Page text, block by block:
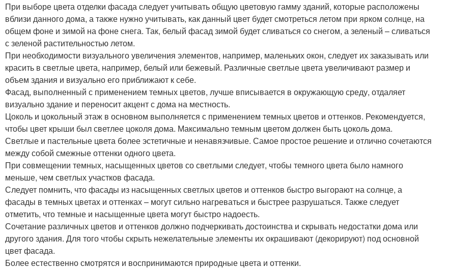
При выборе цвета отделки фасада следует учитывать общую цветовую гамму зданий, которые расположены
вблизи данного дома, а также нужно учитывать, как данный цвет будет смотреться летом при ярком солнце, на
общем фоне и зимой на фоне снега. Так, белый фасад зимой будет сливаться со снегом, а зеленый – сливаться
с зеленой растительностью летом.
При необходимости визуального увеличения элементов, например, маленьких окон, следует их заказывать или
красить в светлые цвета, например, белый или бежевый. Различные светлые цвета увеличивают размер и
объем здания и визуально его приближают к себе.
Фасад, выполненный с применением темных цветов, лучше вписывается в окружающую среду, отдаляет
визуально здание и переносит акцент с дома на местность.
Цоколь и цокольный этаж в основном выполняется с применением темных цветов и оттенков. Рекомендуется,
чтобы цвет крыши был светлее цоколя дома. Максимально темным цветом должен быть цоколь дома.
Светлые и пастельные цвета более эстетичные и ненавязчивые. Самое простое решение и отлично сочетаются
между собой смежные оттенки одного цвета.
При совмещении темных, насыщенных цветов со светлыми следует, чтобы темного цвета было намного
меньше, чем светлых участков фасада.
Следует помнить, что фасады из насыщенных светлых цветов и оттенков быстро выгорают на солнце, а
фасады в темных цветах и оттенках – могут сильно нагреваться и быстрее разрушаться. Также следует
отметить, что темные и насыщенные цвета могут быстро надоесть.
Сочетание различных цветов и оттенков должно подчеркивать достоинства и скрывать недостатки дома или
другого здания. Для того чтобы скрыть нежелательные элементы их окрашивают (декорируют) под основной
цвет фасада.
Более естественно смотрятся и воспринимаются природные цвета и оттенки.